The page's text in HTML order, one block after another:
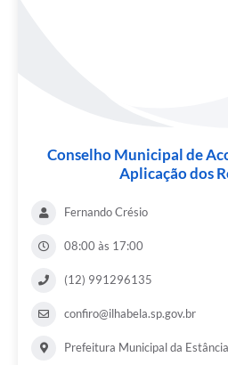
Conselho Municipal de
Aplicação dos
Fernando Crésio
08:00 às 17:00
(12) 991296135
confiro@ilhabela.sp.gov.br
Prefeitura Municipal da